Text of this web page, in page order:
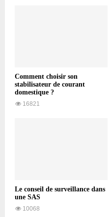
Comment choisir son
stabilisateur de courant
domestique ?
16821
Le conseil de surveillance dans
une SAS
10068